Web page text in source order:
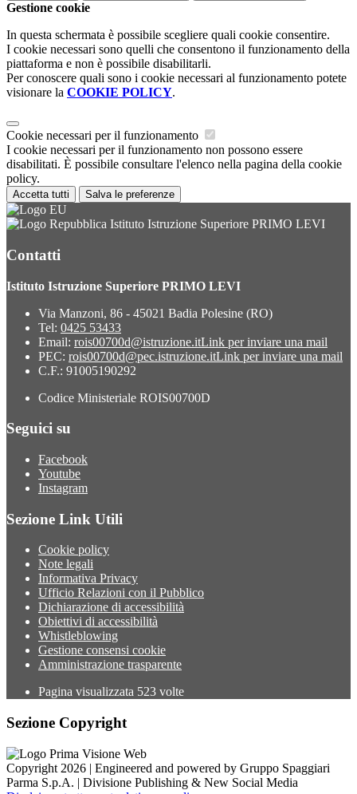
Gestione cookie
In questa schermata è possibile scegliere quali cookie consentire.
I cookie necessari sono quelli che consentono il funzionamento della
piattaforma e non è possibile disabilitarli.
Per conoscere quali sono i cookie necessari al funzionamento potete
visionare la COOKIE POLICY.
Cookie necessari per il funzionamento
I cookie necessari per il funzionamento non possono essere
disabilitati. È possibile consultare l'elenco nella pagina della cookie
policy.
Accetta tutti Salva le preferenze
Istituto Istruzione Superiore PRIMO LEVI
Contatti
Istituto Istruzione Superiore PRIMO LEVI
Via Manzoni, 86 - 45021 Badia Polesine (RO)
Tel: 0425 53433
Email: rois00700d@istruzione.itLink per inviare una mail
PEC: rois00700d@pec.istruzione.itLink per inviare una mail
C.F.: 91005190292
Codice Ministeriale ROIS00700D
Seguici su
Facebook
Youtube
Instagram
Sezione Link Utili
Cookie policy
Note legali
Informativa Privacy
Ufficio Relazioni con il Pubblico
Dichiarazione di accessibilità
Obiettivi di accessibilità
Whistleblowing
Gestione consensi cookie
Amministrazione trasparente
Pagina visualizzata 523 volte
Sezione Copyright
Copyright 2026 | Engineered and powered by Gruppo Spaggiari
Parma S.p.A. | Divisione Publishing & New Social Media